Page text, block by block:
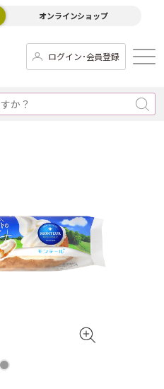
オンラインショップ
ログイン･会員登録